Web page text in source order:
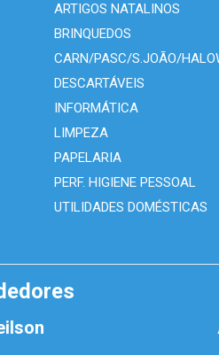
ARTIGOS NATALINOS
BRINQUEDOS
CARN/PASC/S.JOÃO/
DESCARTÁVEIS
INFORMÁTICA
LIMPEZA
PAPELARIA
PERF. HIGIENE PESSOAL
UTILIDADES DOMÉSTICAS